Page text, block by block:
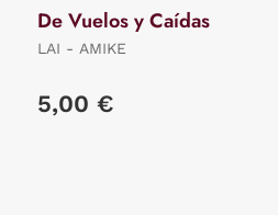
De Vuelos y Caídas
LAI - AMIKE
5,00 €